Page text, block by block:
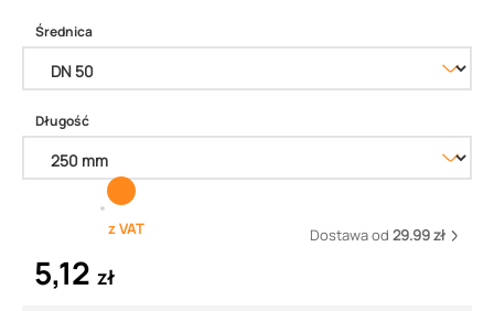
Średnica
Długość
z VAT Dostawa od 29.99 zł
5,12 zł